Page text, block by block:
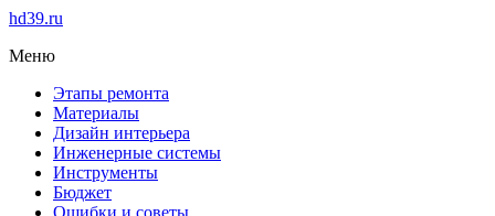
hd39.ru
Меню
Этапы ремонта
Материалы
Дизайн интерьера
Инженерные системы
Инструменты
Бюджет
Ошибки и советы